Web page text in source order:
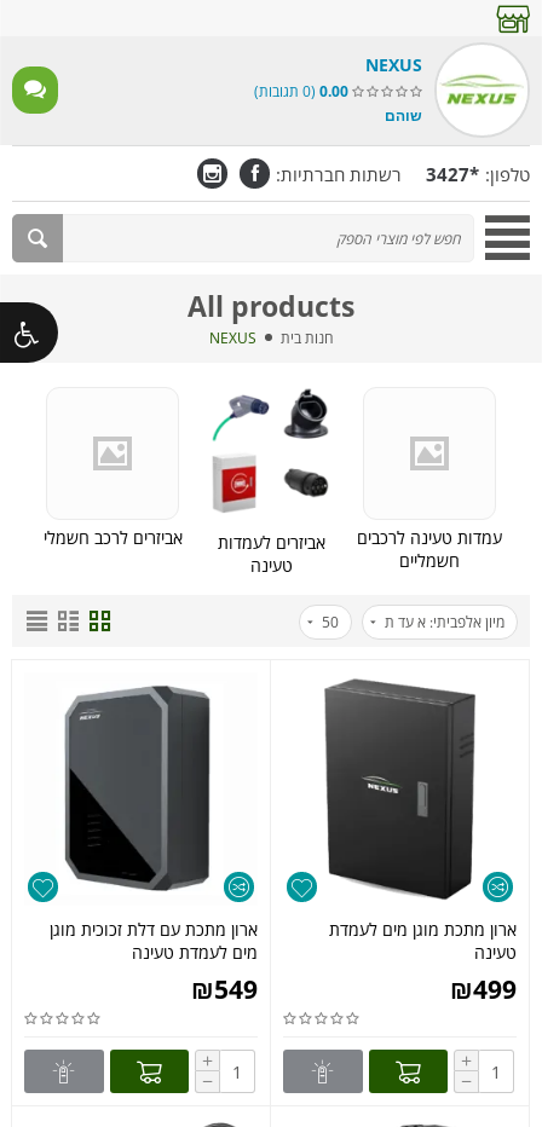
NEXUS
0.00 (0 תגובות)
שוהם
טלפון: *3427 רשתות חברתיות:
All products
חנות בית NEXUS
עמדות טעינה לרכבים
חשמליים
אביזרים לעמדות
טעינה
אביזרים לרכב חשמלי
מיון אלפביתי: א עד ת 50
ארון מתכת מוגן מים לעמדת
טעינה
₪499
+
−
ארון מתכת עם דלת זכוכית מוגן
מים לעמדת טעינה
₪549
+
−